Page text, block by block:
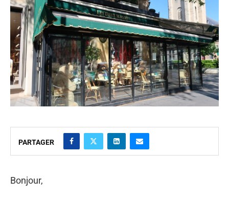
PARTAGER
Bonjour,